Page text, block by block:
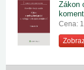
Zákon
Cena: